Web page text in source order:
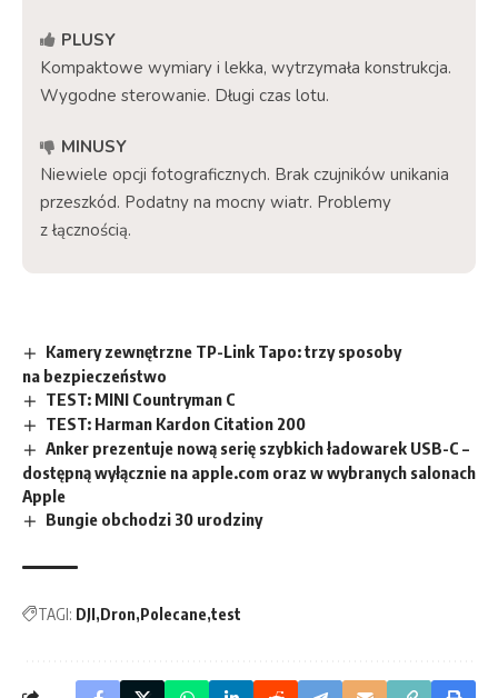
PLUSY
Kompaktowe wymiary i lekka, wytrzymała konstrukcja.
Wygodne sterowanie. Długi czas lotu.
MINUSY
Niewiele opcji fotograficznych. Brak czujników unikania
przeszkód. Podatny na mocny wiatr. Problemy
z łącznością.
Kamery zewnętrzne TP-Link Tapo: trzy sposoby
na bezpieczeństwo
TEST: MINI Countryman C
TEST: Harman Kardon Citation 200
Anker prezentuje nową serię szybkich ładowarek USB-C –
dostępną wyłącznie na apple.com oraz w wybranych salonach
Apple
Bungie obchodzi 30 urodziny
TAGI: DJI Dron Polecane test